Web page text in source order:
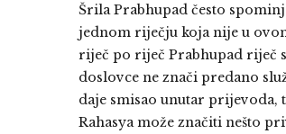
Šrila Prabhupad često
jednom riječju koja nije u
riječ po riječ Prabhupad riječ
doslovce ne znači predano
daje smisao unutar prijevoda,
Rahasya može značiti nešto